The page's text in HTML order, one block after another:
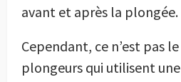
avant et après la plongée.
Cependant, ce n’est pas
plongeurs qui utilisent une